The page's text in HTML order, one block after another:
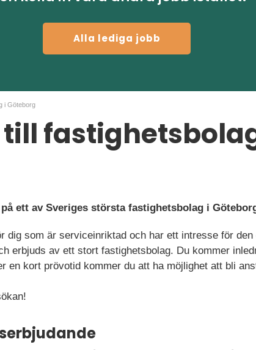
Alla lediga jobb
i Göteborg
till
ett av Sveriges största fastighetsbolag i
dig som är serviceinriktad och har ett intresse för
erbjuds av ett stort fastighetsbolag. Du kommer
en kort prövotid kommer du att ha möjlighet att bli